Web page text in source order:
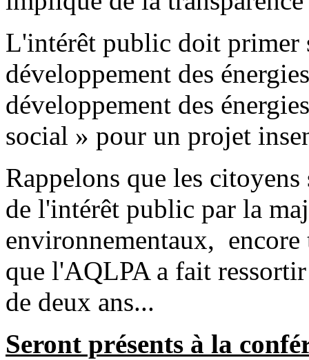
L'intérêt public doit primer
développement des
développement des
social » pour un projet
Rappelons que les
de l'intérêt public par la
environnementaux, encore
que l'AQLPA a fait
de deux ans...
Seront présents à la